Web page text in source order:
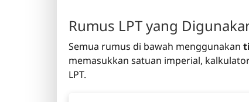
Rumus LPT yang
Semua rumus di bawah menggunakan
memasukkan satuan imperial,
LPT.